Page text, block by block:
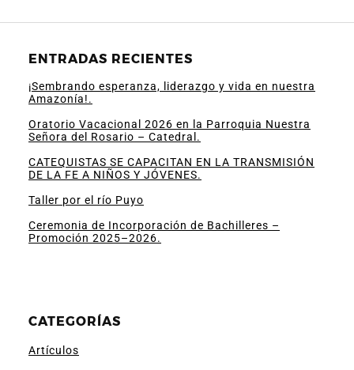
ENTRADAS RECIENTES
¡Sembrando esperanza, liderazgo y vida en nuestra
Amazonía!.
Oratorio Vacacional 2026 en la Parroquia Nuestra
Señora del Rosario – Catedral.
CATEQUISTAS SE CAPACITAN EN LA TRANSMISIÓN
DE LA FE A NIÑOS Y JÓVENES.
Taller por el río Puyo
Ceremonia de Incorporación de Bachilleres –
Promoción 2025–2026.
CATEGORÍAS
Artículos